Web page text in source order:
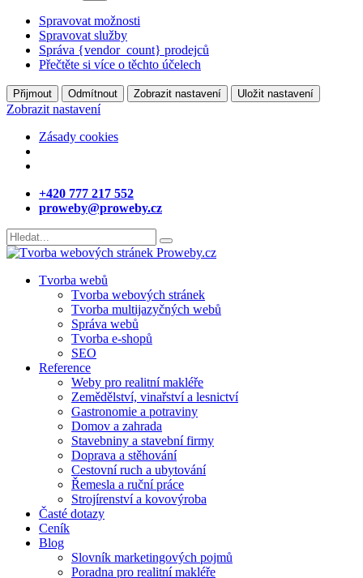
Spravovat možnosti
Spravovat služby
Správa {vendor_count} prodejců
Přečtěte si více o těchto účelech
Přijmout Odmítnout Zobrazit nastavení Uložit nastavení
Zobrazit nastavení
Zásady cookies
+420 777 217 552
proweby@proweby.cz
Tvorba webů
Tvorba webových stránek
Tvorba multijazyčných webů
Správa webů
Tvorba e-shopů
SEO
Reference
Weby pro realitní makléře
Zemědělství, vinařství a lesnictví
Gastronomie a potraviny
Domov a zahrada
Stavebniny a stavební firmy
Doprava a stěhování
Cestovní ruch a ubytování
Řemesla a ruční práce
Strojírenství a kovovýroba
Časté dotazy
Ceník
Blog
Slovník marketingových pojmů
Poradna pro realitní makléře